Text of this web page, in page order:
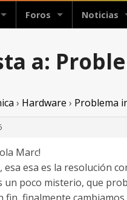
Foros Noticias
a:
› Hardware › Problema
Marc!
esa esa es la resolución
un poco misterio, que